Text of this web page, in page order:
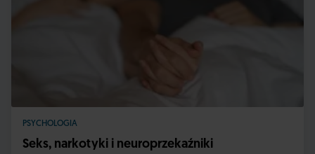
PSYCHOLOGIA
Seks, narkotyki i neuroprzekaźniki